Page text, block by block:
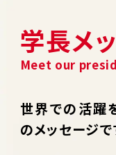
学長メ
世界での活躍
のメッセージで